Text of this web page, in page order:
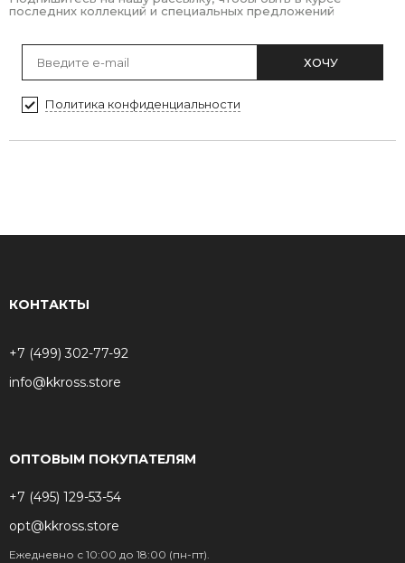
последних коллекций и специальных предложений
ХОЧУ
Политика конфиденциальности
КОНТАКТЫ
+7 (499) 302-77-92
info@kkross.store
ОПТОВЫМ ПОКУПАТЕЛЯМ
+7 (495) 129-53-54
opt@kkross.store
Ежедневно с 10:00 до 18:00 (пн-пт).